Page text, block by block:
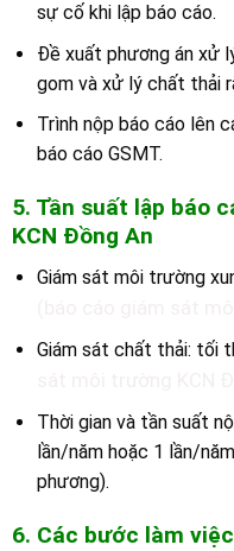
sự cố khi lập báo cáo.
Đề xuất phương án xử
gom và xử lý chất thải
Trình nộp báo cáo lên
báo cáo GSMT.
5. Tần suất lập báo
KCN Đồng An
Giám sát môi trường
Giám sát chất thải: tối
Thời gian và tần suất
lần/năm hoặc 1 lần/
phương).
6. Các bước làm